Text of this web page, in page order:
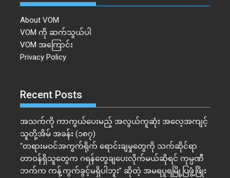
About VOM
VOM ကို ဆက်သွယ်ပါ
VOM အကြောင်း
Privacy Policy
Recent Posts
အသက်ကို ကာကွယ်ပေးမည့် အလွယ်ကူဆုံး အလေ့အကျင့်
သူတို့အိမ် အခန်း (၁၈၇)
“တရားမဝင်အကွက်ရိုက် ရောင်းချမှုတွေကို သက်ဆိုင်ရာ
တာဝန်ရှိသူတွေက ဂရန်တွေချပေးလိုက်မယ်ဆိုရင် ကုမ္ပဏီ
ဘက်က ကန့်ကွက်ခွင့်မရှိပါဘူး” ဆိုတဲ့ အမရပူရမြို့ပြဖွံ့ဖြိုး